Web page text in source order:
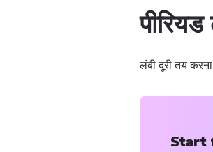
लंबी दूरी तय
Start